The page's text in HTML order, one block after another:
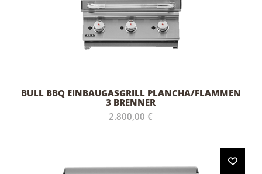
BULL BBQ EINBAUGASGRILL PLANCHA/FLAMMEN
3 BRENNER
2.800,00 €